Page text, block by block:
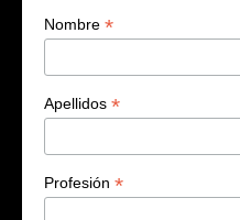
Nombre *
Apellidos *
Profesión *